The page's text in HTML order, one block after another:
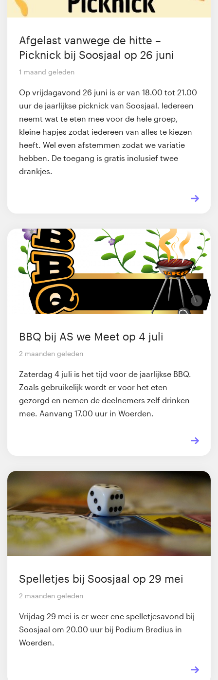
Afgelast vanwege de hitte –
Picknick bij Soosjaal op 26 juni
1 maand geleden
Op vrijdagavond 26 juni is er van 18.00 tot 21.00
uur de jaarlijkse picknick van Soosjaal. Iedereen
neemt wat te eten mee voor de hele groep,
kleine hapjes zodat iedereen van alles te kiezen
heeft. Wel even afstemmen zodat we variatie
hebben. De toegang is gratis inclusief twee
drankjes.
BBQ bij AS we Meet op 4 juli
2 maanden geleden
Zaterdag 4 juli is het tijd voor de jaarlijkse BBQ.
Zoals gebruikelijk wordt er voor het eten
gezorgd en nemen de deelnemers zelf drinken
mee. Aanvang 17.00 uur in Woerden.
Spelletjes bij Soosjaal op 29 mei
2 maanden geleden
Vrijdag 29 mei is er weer ene spelletjesavond bij
Soosjaal om 20.00 uur bij Podium Bredius in
Woerden.